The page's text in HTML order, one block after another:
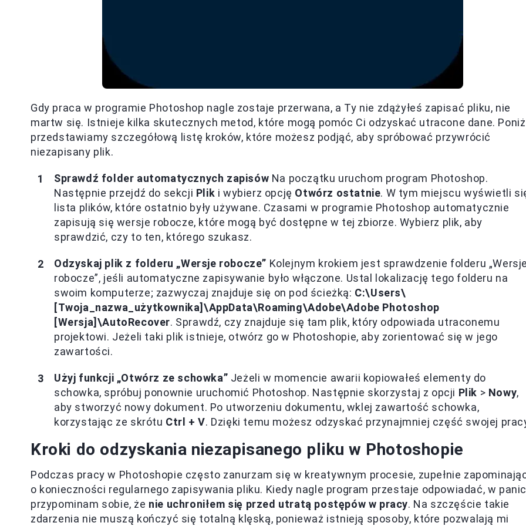
Gdy praca w programie Photoshop nagle zostaje przerwana, a Ty nie zdążyłeś zapisać pliku, nie
martw się. Istnieje kilka skutecznych metod, które mogą pomóc Ci odzyskać utracone dane.
przedstawiamy szczegółową listę kroków, które możesz podjąć, aby spróbować przywrócić
niezapisany plik.
Sprawdź folder automatycznych zapisów Na początku uruchom program Photoshop.
Następnie przejdź do sekcji Plik i wybierz opcję Otwórz ostatnie. W tym miejscu wyświetli
lista plików, które ostatnio były używane. Czasami w programie Photoshop automatycznie
zapisują się wersje robocze, które mogą być dostępne w tej zbiorze. Wybierz plik, aby
sprawdzić, czy to ten, którego szukasz.
Odzyskaj plik z folderu „Wersje robocze” Kolejnym krokiem jest sprawdzenie folderu
robocze”, jeśli automatyczne zapisywanie było włączone. Ustal lokalizację tego folderu na
swoim komputerze; zazwyczaj znajduje się on pod ścieżką: C:\Users\
[Twoja_nazwa_użytkownika]\AppData\Roaming\Adobe\Adobe Photoshop
[Wersja]\AutoRecover. Sprawdź, czy znajduje się tam plik, który odpowiada utraconemu
projektowi. Jeżeli taki plik istnieje, otwórz go w Photoshopie, aby zorientować się w jego
zawartości.
Użyj funkcji „Otwórz ze schowka” Jeżeli w momencie awarii kopiowałeś elementy do
schowka, spróbuj ponownie uruchomić Photoshop. Następnie skorzystaj z opcji Plik > Nowy,
aby stworzyć nowy dokument. Po utworzeniu dokumentu, wklej zawartość schowka,
korzystając ze skrótu Ctrl + V. Dzięki temu możesz odzyskać przynajmniej część swojej
Kroki do odzyskania niezapisanego pliku w Photoshopie
Podczas pracy w Photoshopie często zanurzam się w kreatywnym procesie, zupełnie
o konieczności regularnego zapisywania pliku. Kiedy nagle program przestaje odpowiadać, w
przypominam sobie, że nie uchroniłem się przed utratą postępów w pracy. Na szczęście takie
zdarzenia nie muszą kończyć się totalną klęską, ponieważ istnieją sposoby, które pozwalają mi